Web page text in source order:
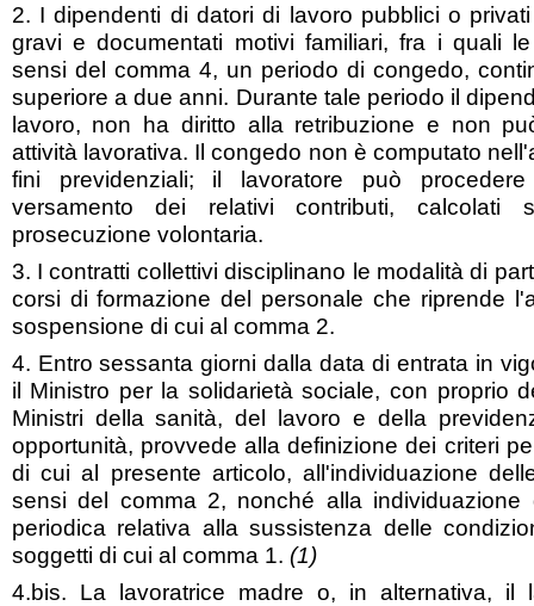
2. I dipendenti di datori di lavoro pubblici o
gravi e documentati motivi familiari, fra i quali
sensi del comma 4, un periodo di congedo,
superiore a due anni. Durante tale periodo il
lavoro, non ha diritto alla retribuzione e non
attività lavorativa. Il congedo non è computato
fini previdenziali; il lavoratore può
versamento dei relativi contributi, calcolati
prosecuzione volontaria.
3. I contratti collettivi disciplinano le modalità di
corsi di formazione del personale che riprende
sospensione di cui al comma 2.
4. Entro sessanta giorni dalla data di entrata in
il Ministro per la solidarietà sociale, con proprio
Ministri della sanità, del lavoro e della
opportunità, provvede alla definizione dei criteri
di cui al presente articolo, all'individuazione
sensi del comma 2, nonché alla
periodica relativa alla sussistenza delle
soggetti di cui al comma 1. (1)
4.bis. La lavoratrice madre o, in alternativa, il